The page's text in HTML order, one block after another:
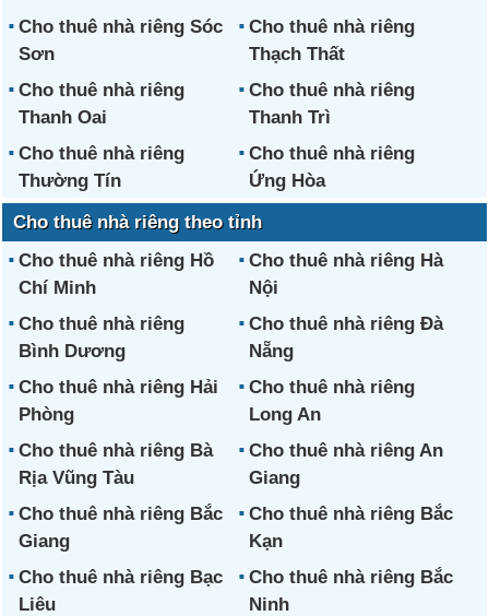
Cho thuê nhà riêng Sóc
Sơn
Cho thuê nhà riêng
Thạch Thất
Cho thuê nhà riêng
Thanh Oai
Cho thuê nhà riêng
Thanh Trì
Cho thuê nhà riêng
Thường Tín
Cho thuê nhà riêng
Ứng Hòa
Cho thuê nhà riêng theo tỉnh
Cho thuê nhà riêng Hồ
Chí Minh
Cho thuê nhà riêng Hà
Nội
Cho thuê nhà riêng
Bình Dương
Cho thuê nhà riêng Đà
Nẵng
Cho thuê nhà riêng Hải
Phòng
Cho thuê nhà riêng
Long An
Cho thuê nhà riêng Bà
Rịa Vũng Tàu
Cho thuê nhà riêng An
Giang
Cho thuê nhà riêng Bắc
Giang
Cho thuê nhà riêng Bắc
Kạn
Cho thuê nhà riêng Bạc
Liêu
Cho thuê nhà riêng Bắc
Ninh